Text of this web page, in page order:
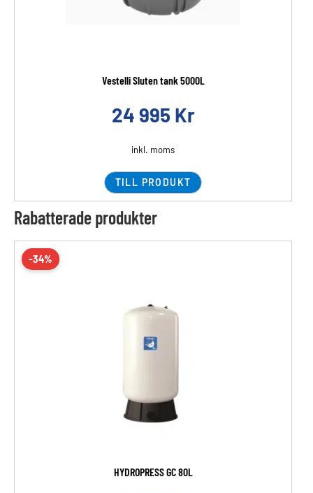
Vestelli Sluten tank 5000L
24 995 Kr
inkl. moms
TILL PRODUKT
Rabatterade produkter
-34%
HYDROPRESS GC 80L